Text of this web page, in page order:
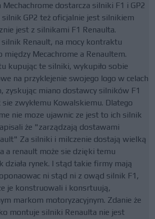
Mechachrome dostarcza silniki F1 i GP2
silnik GP2 też oficjalnie jest silnikiem
jest z silnikami F1 Renaulta.
Renault, na mocy kontraktu
między Mecachrome a Renaultem.
kupując te silniki, wykupiło sobie
na przyklejenie swojego logo w celach
zyskując miano dostawcy silników F1
zwykłemu Kowalskiemu. Dlatego
nie moze ujawnic ze jest to ich silnik
że "zarządzają dostawami
Za silniki i milczenie dostają wielką
a renault może sie dzięki temu
działa rynek. I stąd takie firmy mają
ni stąd ni z owąd silnik F1,
je konstruowali i konsrtuują,
markom motoryzacyjnym. Zdanie że
montuje silniki Renaulta nie jest